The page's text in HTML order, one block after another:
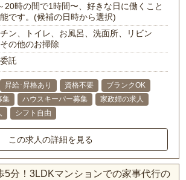
20時の間で1時間〜、好きな日に働くこと
です。(候補の日時から選択)
ン、トイレ、お風呂、洗面所、リビン
の他のお掃除
託
昇給･昇格あり 資格不要
ブランクOK
集
ハウスキーパー募集
家政婦の求人
シフト自由
この求人の詳細を見る
5分！3LDKマンションでの家事代行の